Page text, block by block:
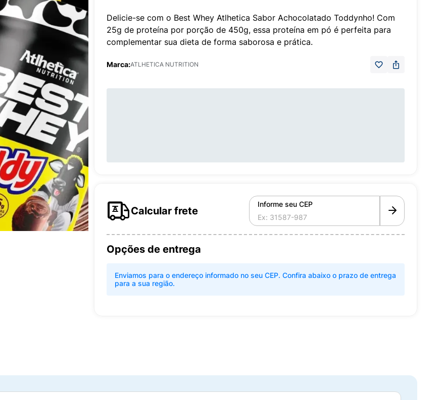
Delicie-se com o Best Whey Atlhetica Sabor Achocolatado Toddynho! Com
25g de proteína por porção de 450g, essa proteína em pó é perfeita para
complementar sua dieta de forma saborosa e prática.
Marca:ATLHETICA NUTRITION
Calcular frete
Informe seu CEP
Opções de entrega
Enviamos para o endereço informado no seu CEP. Confira abaixo o prazo de entrega
para a sua região.